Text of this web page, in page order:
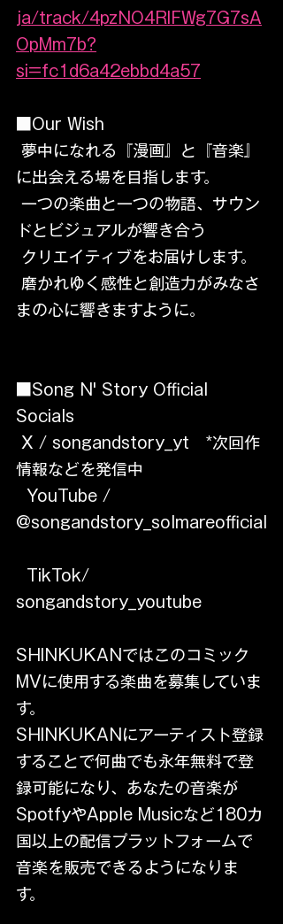
ja/track/4pzNO4RIFWg7G7sA
OpMm7b?
si=fc1d6a42ebbd4a57
■Our Wish
に出会える場を目指します。
ドとビジュアルが響き合う
クリエイティブをお届けします。
まの心に響きますように。
■Song N' Story Official
Socials
情報などを発信中
@songandstory_solmareofficial
songandstory_youtube
SHINKUKANではこのコミック
MVに使用する楽曲を募集していま
す。
SHINKUKANにアーティスト登録
することで何曲でも永年無料で登
録可能になり、あなたの音楽が
SpotfyやApple Musicなど180カ
国以上の配信プラットフォームで
音楽を販売できるようになりま
す。